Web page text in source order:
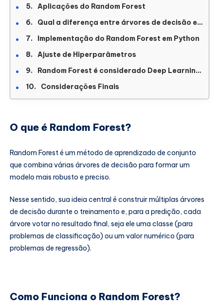
Aplicações do Random Forest
Qual a diferença entre árvores de decisão e Random Forest?
Implementação do Random Forest em Python
Ajuste de Hiperparâmetros
Random Forest é considerado Deep Learning?
Considerações Finais
O que é Random Forest?
Random Forest é um método de aprendizado de conjunto
que combina várias árvores de decisão para formar um
modelo mais robusto e preciso.
Nesse sentido, sua ideia central é construir múltiplas árvores
de decisão durante o treinamento e, para a predição, cada
árvore votar no resultado final, seja ele uma classe (para
problemas de classificação) ou um valor numérico (para
problemas de regressão).
Como Funciona o Random Forest?